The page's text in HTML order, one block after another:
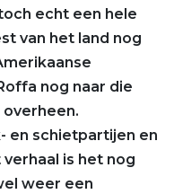
echt een hele
van het land nog
nog naar die
overheen.
en schietpartijen en
is het nog
weer een